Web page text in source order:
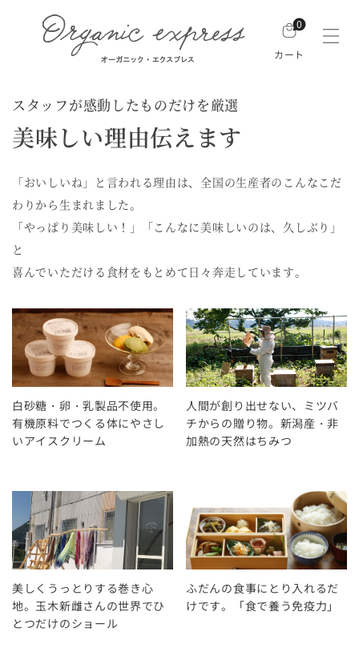
0
カート
スタッフが感動したものだけを厳選
美味しい理由伝えます
「おいしいね」と言われる理由は、全国の生産者のこんなこだ
わりから生まれました。
「やっぱり美味しい！」「こんなに美味しいのは、久しぶり」
と
喜んでいただける食材をもとめて日々奔走しています。
白砂糖・卵・乳製品不使用。
有機原料でつくる体にやさし
いアイスクリーム
人間が創り出せない、ミツバ
チからの贈り物。新潟産・非
加熱の天然はちみつ
美しくうっとりする巻き心
地。玉木新雌さんの世界でひ
とつだけのショール
ふだんの食事にとり入れるだ
けです。「食で養う免疫力」